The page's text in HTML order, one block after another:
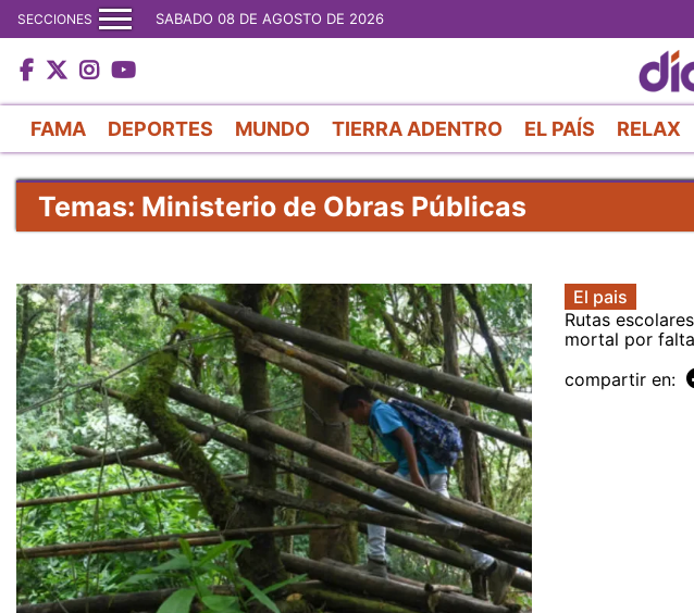
SECCIONES SABADO 08 DE AGOSTO DE 2026
FAMA DEPORTES MUNDO TIERRA ADENTRO EL PAÍS RELAX
Temas: Ministerio de Obras Públicas
El pais
Rutas
mortal por
compartir en: